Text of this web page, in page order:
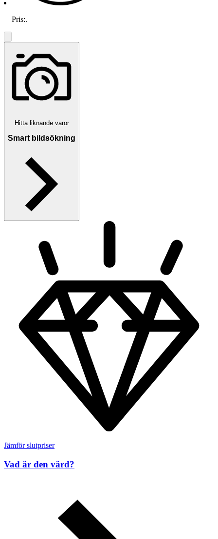
Pris:.
Hitta liknande varor
Smart bildsökning
Jämför slutpriser
Vad är den värd?